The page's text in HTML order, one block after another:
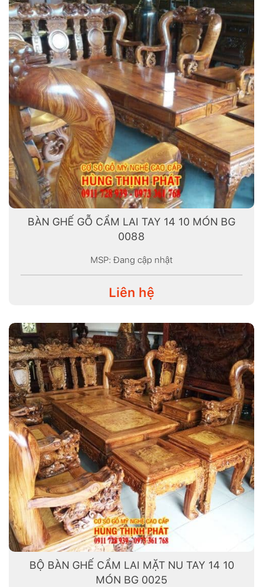
BÀN GHẾ GỖ CẨM LAI TAY 14 10 MÓN BG
0088
MSP: Đang cập nhật
Liên hệ
BỘ BÀN GHẾ CẨM LAI MẶT NU TAY 14 10
MÓN BG 0025